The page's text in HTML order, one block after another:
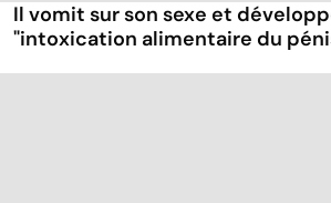
Il vomit sur son sexe et
"intoxication alimentaire du